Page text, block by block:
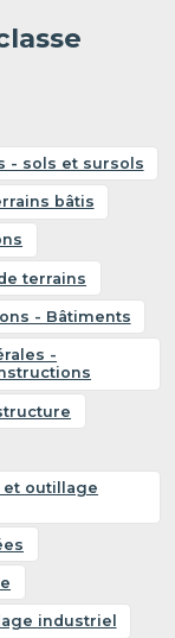
- sols et sursols
bâtis
terrains
- Bâtiments
-
et outillage
industriel